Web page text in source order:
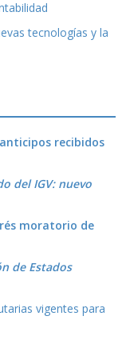
tecnologías y la
recibidos
del IGV: nuevo
moratorio de
de Estados
vigentes para